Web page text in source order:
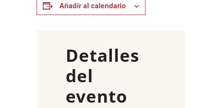
Añadir al calendario
Detalles
del
evento